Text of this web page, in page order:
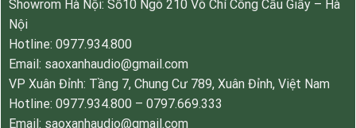
Showrom Hà Nội: Số10 Ngõ 210 Võ Chí Công Cầu Giấy – Hà
Nội
Hotline: 0977.934.800
Email: saoxanhaudio@gmail.com
VP Xuân Đỉnh: Tầng 7, Chung Cư 789, Xuân Đỉnh, Việt Nam
Hotline: 0977.934.800 – 0797.669.333
Email: saoxanhaudio@gmail.com